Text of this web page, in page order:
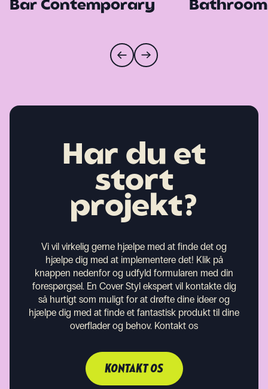
Bar Contemporary
Bathroom
Har du et
stort
projekt?
Vi vil virkelig gerne hjælpe med at finde det og
hjælpe dig med at implementere det! Klik på
knappen nedenfor og udfyld formularen med din
forespørgsel. En Cover Styl ekspert vil kontakte dig
så hurtigt som muligt for at drøfte dine ideer og
hjælpe dig med at finde et fantastisk produkt til dine
overflader og behov. Kontakt os
KONTAKT OS